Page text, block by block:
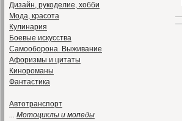
Дизайн, рукоделие, хобби
Мода, красота
Кулинария
Боевые искусства
Самооборона. Выживание
Афоризмы и цитаты
Кинороманы
Фантастика
Автотранспорт
... Мотоциклы и мопеды